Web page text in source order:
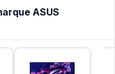
ASUS